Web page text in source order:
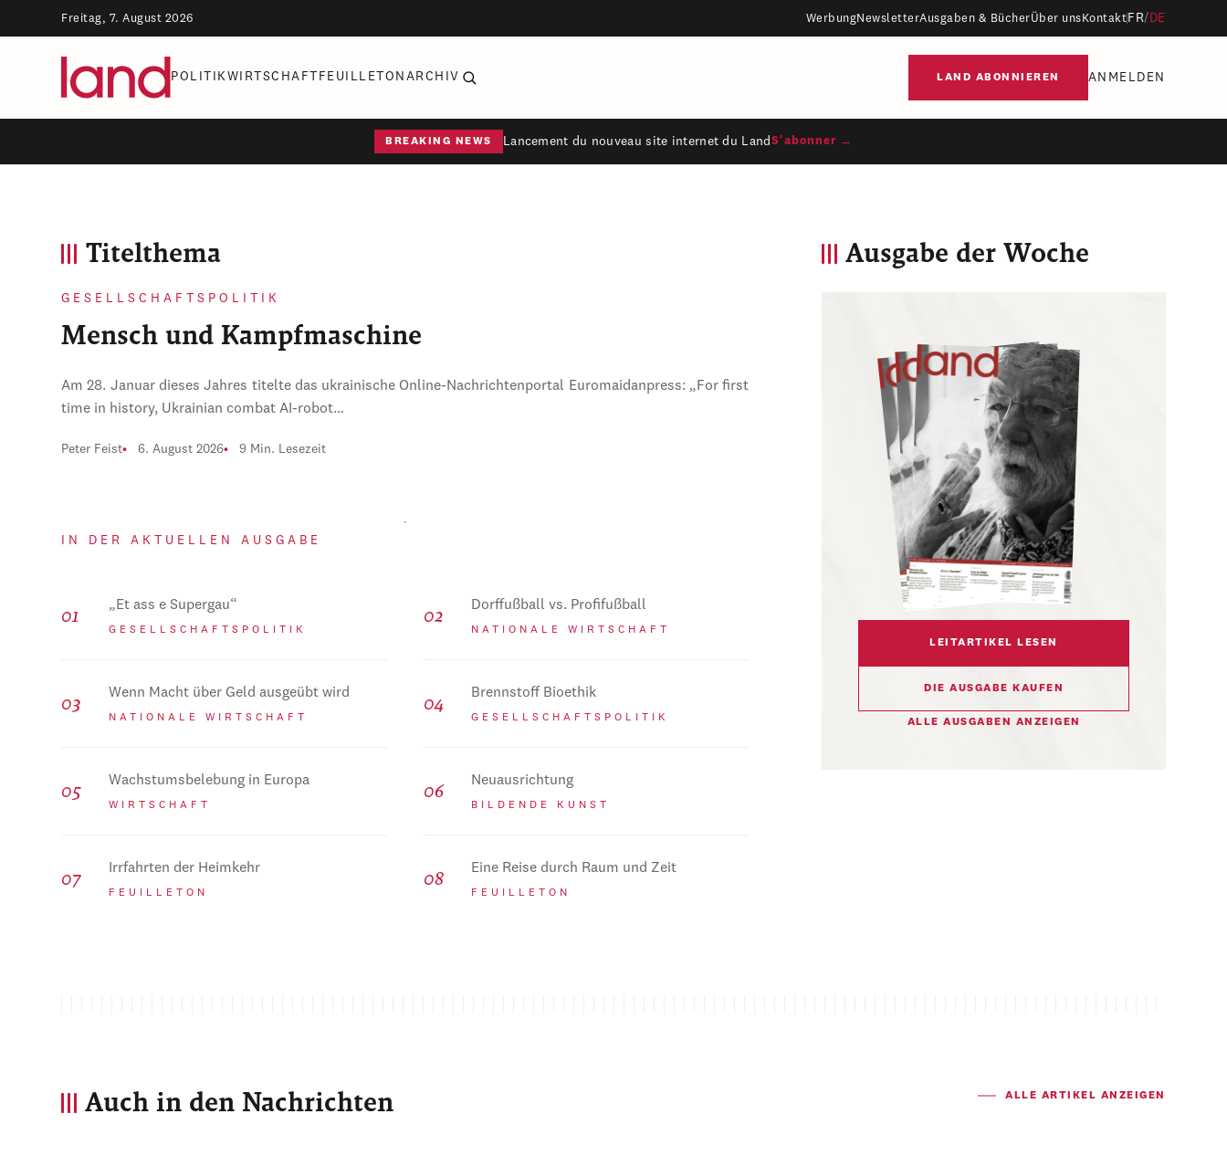
Freitag, 7. August 2026 WerbungNewsletterAusgaben & BücherÜber uns Kontakt FR/ DE
POLITIKWIRTSCHAFT FEUILLETON ARCHIV LAND ABONNIEREN ANMELDEN
BREAKING NEWS Lancement du nouveau site internet du Land S'abonner →
Titelthema
GESELLSCHAFTSPOLITIK
Mensch und Kampfmaschine
Am 28. Januar dieses Jahres titelte das ukrainische Online-Nachrichtenportal Euromaidanpress: „For first
time in history, Ukrainian combat AI-robot…
Peter Feist 6. August 2026 9 Min. Lesezeit
IN DER AKTUELLEN AUSGABE
„Et ass e Supergau“
GESELLSCHAFTSPOLITIK
Dorffußball vs. Profifußball
NATIONALE WIRTSCHAFT
Wenn Macht über Geld ausgeübt wird
NATIONALE WIRTSCHAFT
Brennstoff Bioethik
GESELLSCHAFTSPOLITIK
Wachstumsbelebung in Europa
WIRTSCHAFT
Neuausrichtung
BILDENDE KUNST
Irrfahrten der Heimkehr
FEUILLETON
Eine Reise durch Raum und Zeit
FEUILLETON
Ausgabe der Woche
LEITARTIKEL LESEN
DIE AUSGABE KAUFEN
ALLE AUSGABEN ANZEIGEN
Auch in den Nachrichten ALLE ARTIKEL ANZEIGEN